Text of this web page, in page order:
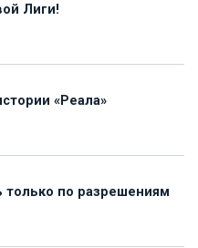
Лиги!
«Реала»
только по разрешениям